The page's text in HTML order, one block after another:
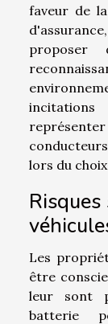
faveur de
proposer
lors du
Les
être
leur sont
batterie